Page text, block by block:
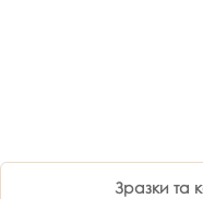
Зразки та